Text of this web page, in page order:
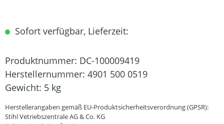
Sofort verfügbar, Lieferzeit:
Produktnummer: DC-100009419
Herstellernummer: 4901 500 0519
Gewicht: 5 kg
Herstellerangaben gemäß EU-Produktsicherheitsverordnung (GPSR):
Stihl Vetriebszentrale AG & Co. KG